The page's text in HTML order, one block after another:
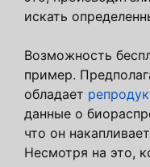
искать
Возможность
пример.
обладает
данные о
что он
Несмотря на это,